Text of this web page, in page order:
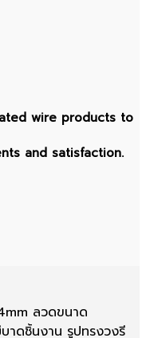
wire products to
and satisfaction.
ลวดขนาด
าดชิ้นงาน รูปทรงวงรี